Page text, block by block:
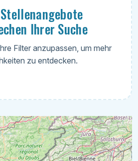
Ihrer Suche
Filter anzupassen, um mehr
zu entdecken.